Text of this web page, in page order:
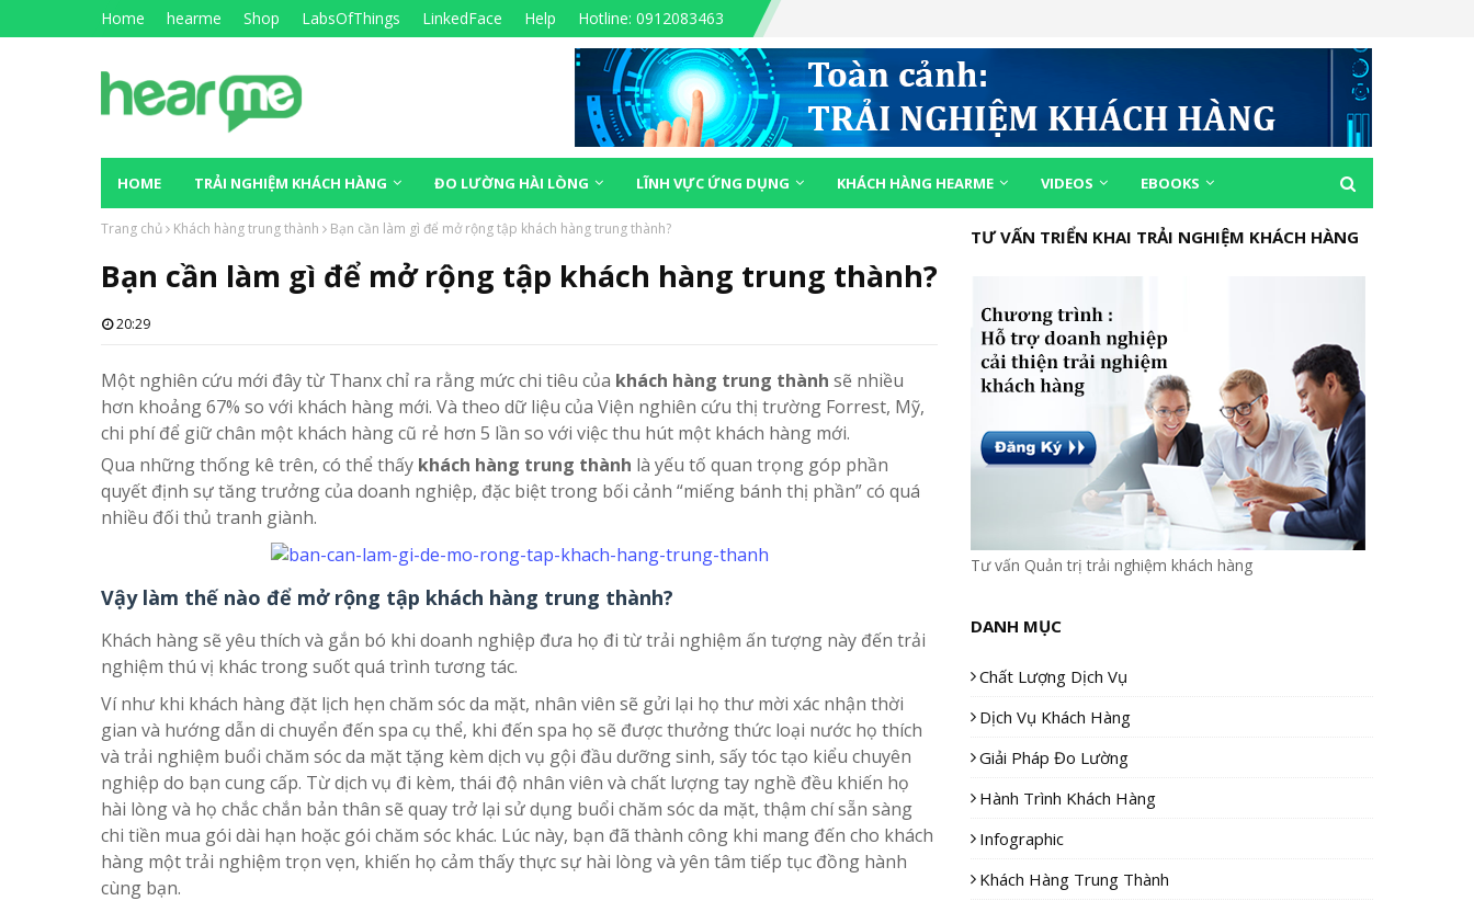
Home hearme Shop LabsOfThings LinkedFace Help Hotline: 0912083463
HOME TRẢI NGHIỆM KHÁCH HÀNG ĐO LƯỜNG HÀI LÒNG LĨNH VỰC ỨNG DỤNG KHÁCH HÀNG HEARME VIDEOS EBOOKS
Trang chủ Khách hàng trung thành Bạn cần làm gì để mở rộng tập khách hàng trung thành?
Bạn cần làm gì để mở rộng tập khách hàng trung thành?
20:29
Một nghiên cứu mới đây từ Thanx chỉ ra rằng mức chi tiêu của khách hàng trung thành sẽ nhiều
hơn khoảng 67% so với khách hàng mới. Và theo dữ liệu của Viện nghiên cứu thị trường Forrest, Mỹ,
chi phí để giữ chân một khách hàng cũ rẻ hơn 5 lần so với việc thu hút một khách hàng mới.
Qua những thống kê trên, có thể thấy khách hàng trung thành là yếu tố quan trọng góp phần
quyết định sự tăng trưởng của doanh nghiệp, đặc biệt trong bối cảnh “miếng bánh thị phần” có quá
nhiều đối thủ tranh giành.
Vậy làm thế nào để mở rộng tập khách hàng trung thành?
Khách hàng sẽ yêu thích và gắn bó khi doanh nghiệp đưa họ đi từ trải nghiệm ấn tượng này đến trải
nghiệm thú vị khác trong suốt quá trình tương tác.
Ví như khi khách hàng đặt lịch hẹn chăm sóc da mặt, nhân viên sẽ gửi lại họ thư mời xác nhận thời
gian và hướng dẫn di chuyển đến spa cụ thể, khi đến spa họ sẽ được thưởng thức loại nước họ thích
và trải nghiệm buổi chăm sóc da mặt tặng kèm dịch vụ gội đầu dưỡng sinh, sấy tóc tạo kiểu chuyên
nghiệp do bạn cung cấp. Từ dịch vụ đi kèm, thái độ nhân viên và chất lượng tay nghề đều khiến họ
hài lòng và họ chắc chắn bản thân sẽ quay trở lại sử dụng buổi chăm sóc da mặt, thậm chí sẵn sàng
chi tiền mua gói dài hạn hoặc gói chăm sóc khác. Lúc này, bạn đã thành công khi mang đến cho khách
hàng một trải nghiệm trọn vẹn, khiến họ cảm thấy thực sự hài lòng và yên tâm tiếp tục đồng hành
cùng bạn.
TƯ VẤN TRIỂN KHAI TRẢI NGHIỆM KHÁCH HÀNG
Tư vấn Quản trị trải nghiệm khách hàng
DANH MỤC
Chất Lượng Dịch Vụ
Dịch Vụ Khách Hàng
Giải Pháp Đo Lường
Hành Trình Khách Hàng
Infographic
Khách Hàng Trung Thành